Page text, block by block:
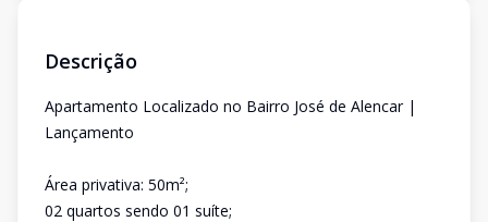
Descrição
Apartamento Localizado no Bairro José de Alencar |
Lançamento
Área privativa: 50m²;
02 quartos sendo 01 suíte;